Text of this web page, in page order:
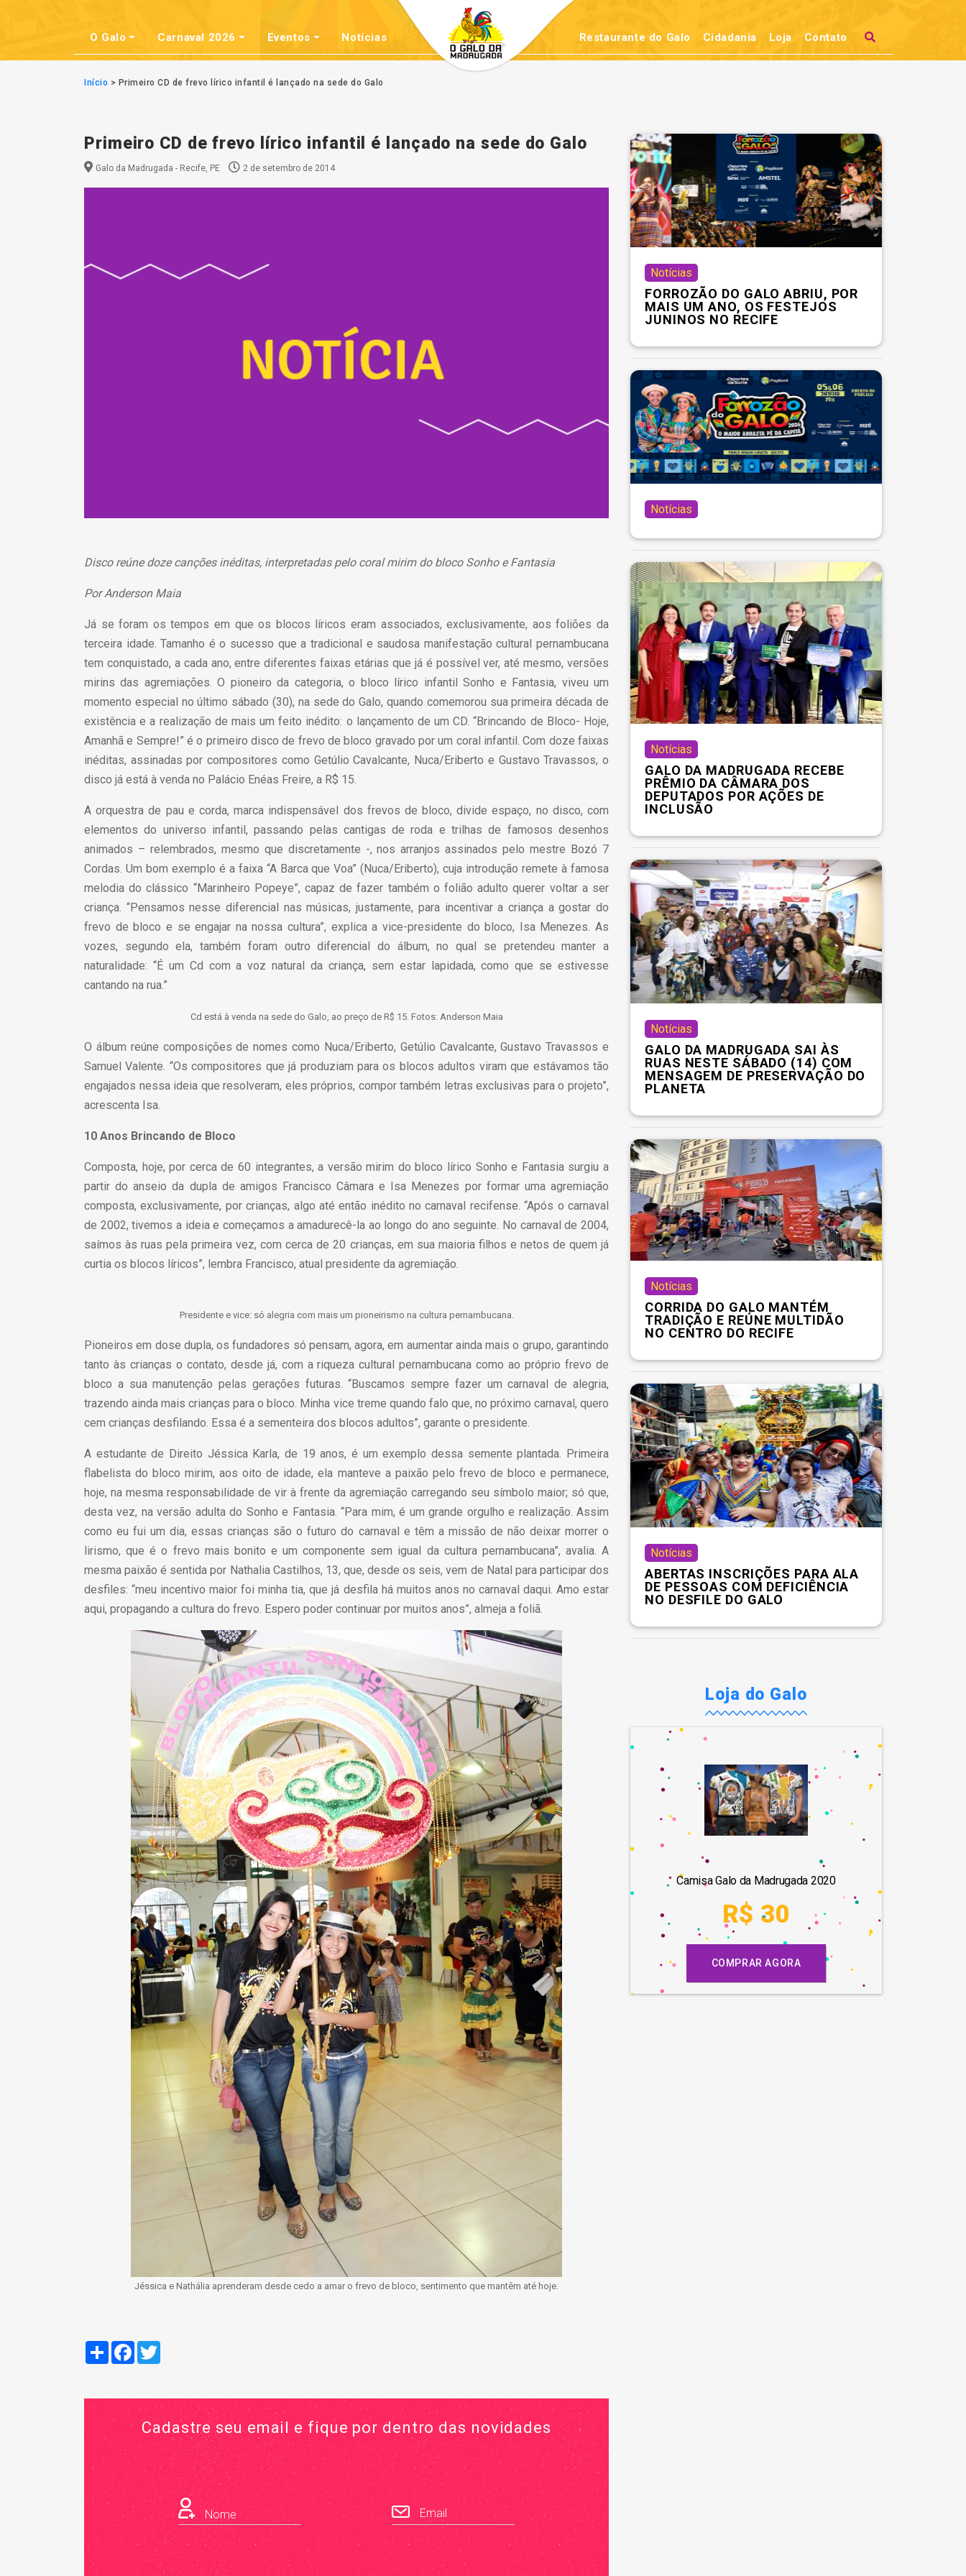
O Galo Carnaval 2026 Eventos Notícias Restaurante do Galo Cidadania Loja Contato
Início > Primeiro CD de frevo lírico infantil é lançado na sede do Galo
Primeiro CD de frevo lírico infantil é lançado na sede do Galo
Galo da Madrugada - Recife, PE 2 de setembro de 2014
Disco reúne doze canções inéditas, interpretadas pelo coral mirim do bloco Sonho e Fantasia
Por Anderson Maia
Já se foram os tempos em que os blocos líricos eram associados, exclusivamente, aos foliões da
terceira idade. Tamanho é o sucesso que a tradicional e saudosa manifestação cultural pernambucana
tem conquistado, a cada ano, entre diferentes faixas etárias que já é possível ver, até mesmo, versões
mirins das agremiações. O pioneiro da categoria, o bloco lírico infantil Sonho e Fantasia, viveu um
momento especial no último sábado (30), na sede do Galo, quando comemorou sua primeira década de
existência e a realização de mais um feito inédito: o lançamento de um CD. “Brincando de Bloco- Hoje,
Amanhã e Sempre!” é o primeiro disco de frevo de bloco gravado por um coral infantil. Com doze faixas
inéditas, assinadas por compositores como Getúlio Cavalcante, Nuca/Eriberto e Gustavo Travassos, o
disco já está à venda no Palácio Enéas Freire, a R$ 15.
A orquestra de pau e corda, marca indispensável dos frevos de bloco, divide espaço, no disco, com
elementos do universo infantil, passando pelas cantigas de roda e trilhas de famosos desenhos
animados – relembrados, mesmo que discretamente -, nos arranjos assinados pelo mestre Bozó 7
Cordas. Um bom exemplo é a faixa “A Barca que Voa” (Nuca/Eriberto), cuja introdução remete à famosa
melodia do clássico “Marinheiro Popeye”, capaz de fazer também o folião adulto querer voltar a ser
criança. “Pensamos nesse diferencial nas músicas, justamente, para incentivar a criança a gostar do
frevo de bloco e se engajar na nossa cultura”, explica a vice-presidente do bloco, Isa Menezes. As
vozes, segundo ela, também foram outro diferencial do álbum, no qual se pretendeu manter a
naturalidade: “É um Cd com a voz natural da criança, sem estar lapidada, como que se estivesse
cantando na rua.”
Cd está à venda na sede do Galo, ao preço de R$ 15. Fotos: Anderson Maia
O álbum reúne composições de nomes como Nuca/Eriberto, Getúlio Cavalcante, Gustavo Travassos e
Samuel Valente. “Os compositores que já produziam para os blocos adultos viram que estávamos tão
engajados nessa ideia que resolveram, eles próprios, compor também letras exclusivas para o projeto”,
acrescenta Isa.
10 Anos Brincando de Bloco
Composta, hoje, por cerca de 60 integrantes, a versão mirim do bloco lírico Sonho e Fantasia surgiu a
partir do anseio da dupla de amigos Francisco Câmara e Isa Menezes por formar uma agremiação
composta, exclusivamente, por crianças, algo até então inédito no carnaval recifense. “Após o carnaval
de 2002, tivemos a ideia e começamos a amadurecê-la ao longo do ano seguinte. No carnaval de 2004,
saímos às ruas pela primeira vez, com cerca de 20 crianças, em sua maioria filhos e netos de quem já
curtia os blocos líricos”, lembra Francisco, atual presidente da agremiação.
Presidente e vice: só alegria com mais um pioneirismo na cultura pernambucana.
Pioneiros em dose dupla, os fundadores só pensam, agora, em aumentar ainda mais o grupo, garantindo
tanto às crianças o contato, desde já, com a riqueza cultural pernambucana como ao próprio frevo de
bloco a sua manutenção pelas gerações futuras. “Buscamos sempre fazer um carnaval de alegria,
trazendo ainda mais crianças para o bloco. Minha vice treme quando falo que, no próximo carnaval, quero
cem crianças desfilando. Essa é a sementeira dos blocos adultos”, garante o presidente.
A estudante de Direito Jéssica Karla, de 19 anos, é um exemplo dessa semente plantada. Primeira
flabelista do bloco mirim, aos oito de idade, ela manteve a paixão pelo frevo de bloco e permanece,
hoje, na mesma responsabilidade de vir à frente da agremiação carregando seu símbolo maior; só que,
desta vez, na versão adulta do Sonho e Fantasia. “Para mim, é um grande orgulho e realização. Assim
como eu fui um dia, essas crianças são o futuro do carnaval e têm a missão de não deixar morrer o
lirismo, que é o frevo mais bonito e um componente sem igual da cultura pernambucana”, avalia. A
mesma paixão é sentida por Nathalia Castilhos, 13, que, desde os seis, vem de Natal para participar dos
desfiles: “meu incentivo maior foi minha tia, que já desfila há muitos anos no carnaval daqui. Amo estar
aqui, propagando a cultura do frevo. Espero poder continuar por muitos anos”, almeja a foliã.
Jéssica e Nathália aprenderam desde cedo a amar o frevo de bloco, sentimento que mantêm até hoje.
Compartilhar
Facebook
Cadastre seu email e fique por dentro das novidades
Nome Email
Notícias
FORROZÃO DO GALO ABRIU, POR
MAIS UM ANO, OS FESTEJOS
JUNINOS NO RECIFE
Notícias
Notícias
GALO DA MADRUGADA RECEBE
PRÊMIO DA CÂMARA DOS
DEPUTADOS POR AÇÕES DE
INCLUSÃO
Notícias
GALO DA MADRUGADA SAI ÀS
RUAS NESTE SÁBADO (14) COM
MENSAGEM DE PRESERVAÇÃO DO
PLANETA
Notícias
CORRIDA DO GALO MANTÉM
TRADIÇÃO E REÚNE MULTIDÃO
NO CENTRO DO RECIFE
Notícias
ABERTAS INSCRIÇÕES PARA ALA
DE PESSOAS COM DEFICIÊNCIA
NO DESFILE DO GALO
Loja do Galo
Camisa Galo da Madrugada 2020
R$ 30
COMPRAR AGORA